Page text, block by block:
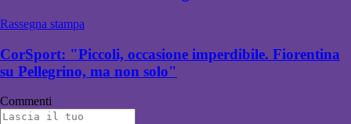
Rassegna stampa
CorSport: "Piccoli, occasione imperdibile. Fiorentina
su Pellegrino, ma non solo"
Commenti